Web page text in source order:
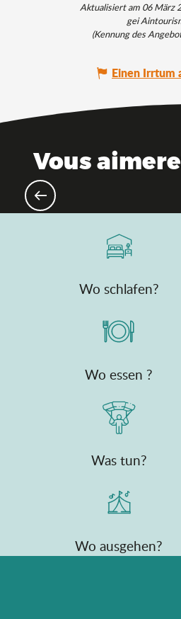
Aktualisiert am 06 März
gei
(Kennung des
Einen Irrtum
Vous
Wo schlafen?
Wo essen ?
Was tun?
Wo ausgehen?